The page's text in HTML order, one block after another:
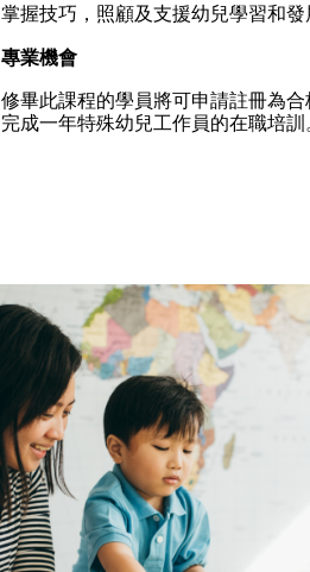
掌握技巧，照顧及支援幼兒學習和發
專業機會
修畢此課程的學員將可申請註冊為
完成一年特殊幼兒工作員的在職培